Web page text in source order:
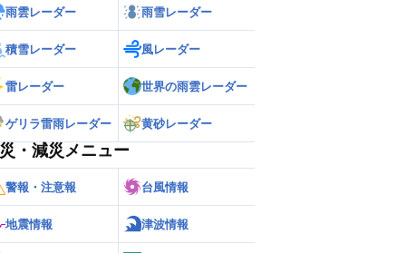
雨雲レーダー 雨雪レーダー
積雪レーダー 風レーダー
雷レーダー 世界の雨雲レーダー
ゲリラ雷雨レーダー 黄砂レーダー
・減災メニュー
警報・注意報 台風情報
地震情報 津波情報